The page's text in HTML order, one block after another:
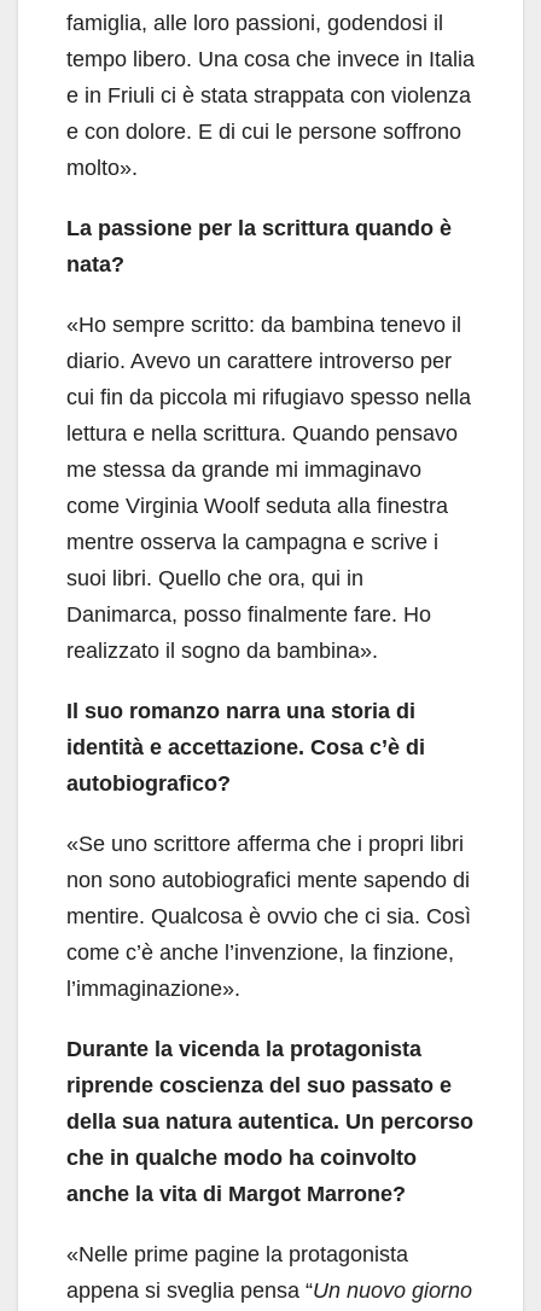
famiglia, alle loro passioni, godendosi il
tempo libero. Una cosa che invece in Italia
e in Friuli ci è stata strappata con violenza
e con dolore. E di cui le persone soffrono
molto».
La passione per la scrittura quando è
nata?
«Ho sempre scritto: da bambina tenevo il
diario. Avevo un carattere introverso per
cui fin da piccola mi rifugiavo spesso nella
lettura e nella scrittura. Quando pensavo
me stessa da grande mi immaginavo
come Virginia Woolf seduta alla finestra
mentre osserva la campagna e scrive i
suoi libri. Quello che ora, qui in
Danimarca, posso finalmente fare. Ho
realizzato il sogno da bambina».
Il suo romanzo narra una storia di
identità e accettazione. Cosa c’è di
autobiografico?
«Se uno scrittore afferma che i propri libri
non sono autobiografici mente sapendo di
mentire. Qualcosa è ovvio che ci sia. Così
come c’è anche l’invenzione, la finzione,
l’immaginazione».
Durante la vicenda la protagonista
riprende coscienza del suo passato e
della sua natura autentica. Un percorso
che in qualche modo ha coinvolto
anche la vita di Margot Marrone?
«Nelle prime pagine la protagonista
appena si sveglia pensa “Un nuovo giorno